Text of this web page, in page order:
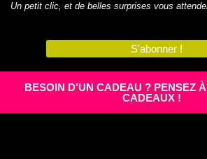
Un petit clic, et de belles surprises vous
S'abonner !
BESOIN D'UN CADEAU ? PENSEZ
CADEAUX !